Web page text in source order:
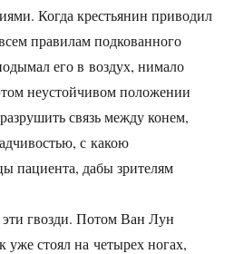
Когда крестьянин приводил
правилам подкованного
его в воздух, нимало
неустойчивом положении
связь между конем,
с какою
дабы зрителям
эти гвозди. Потом Ван Лун
уже стоял на четырех ногах,